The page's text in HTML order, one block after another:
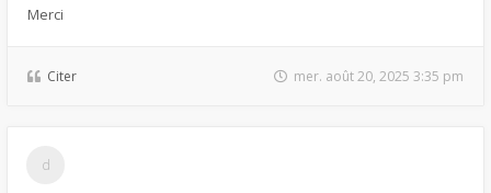
Merci
Citer mer. août 20, 2025 3:35 pm